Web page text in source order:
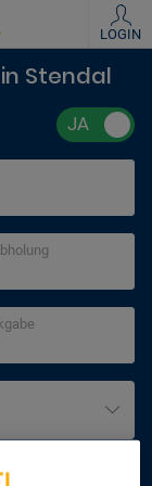
LOGIN
Stendal